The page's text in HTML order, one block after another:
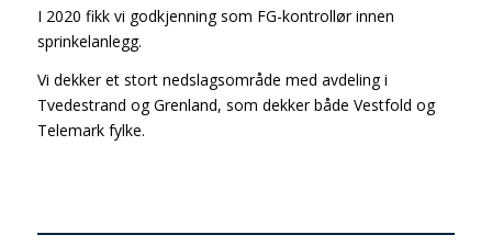
I 2020 fikk vi godkjenning som FG-kontrollør innen
sprinkelanlegg.
Vi dekker et stort nedslagsområde med avdeling i
Tvedestrand og Grenland, som dekker både Vestfold og
Telemark fylke.